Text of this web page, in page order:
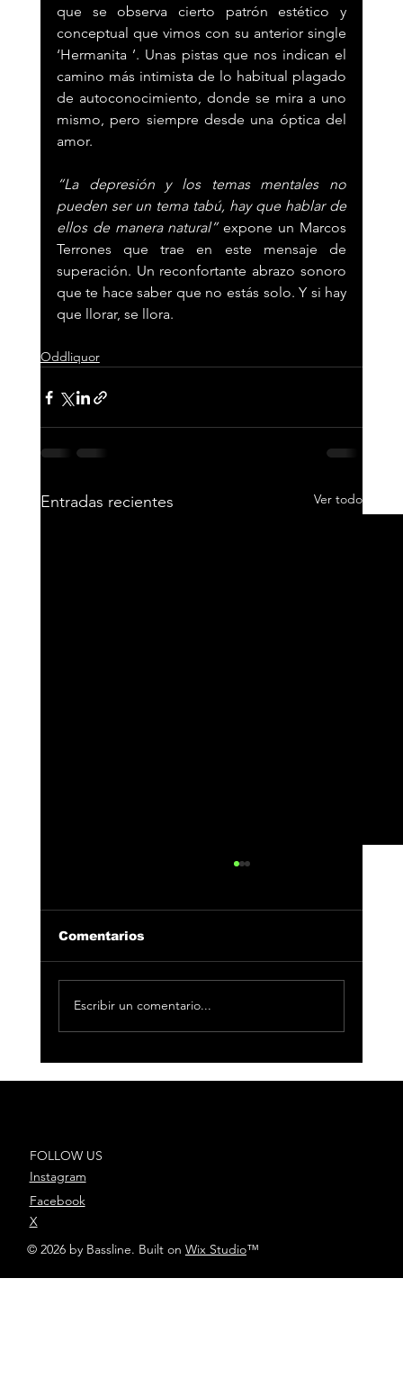
que se observa cierto patrón estético y
conceptual que vimos con su anterior single
‘Hermanita ’. Unas pistas que nos indican el
camino más intimista de lo habitual plagado
de autoconocimiento, donde se mira a uno
mismo, pero siempre desde una óptica del
amor.
“La depresión y los temas mentales no
pueden ser un tema tabú, hay que hablar de
ellos de manera natural” expone un Marcos
Terrones que trae en este mensaje de
superación. Un reconfortante abrazo sonoro
que te hace saber que no estás solo. Y si hay
que llorar, se llora.
Oddliquor
Entradas recientes Ver todo
Comentarios
Escribir un comentario...
FOLLOW US
Instagram
Facebook
X
© 2026 by Bassline. Built on Wix Studio™